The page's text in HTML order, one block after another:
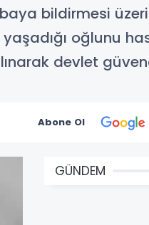
bildirmesi
oğlunu
devlet
Abone Ol
GÜNDEM